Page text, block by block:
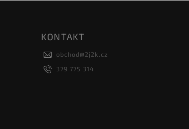
KONTAKT
obchod@2j2k.cz
379 775 314